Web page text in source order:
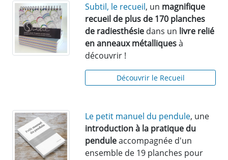
Subtil, le recueil, un magnifique
recueil de plus de 170 planches
de radiesthésie dans un livre relié
en anneaux métalliquesà
découvrir !
Découvrir le Recueil
Le petit manuel du pendule, une
introduction à la pratique du
penduleaccompagnée d'un
ensemble de 19 planches pour